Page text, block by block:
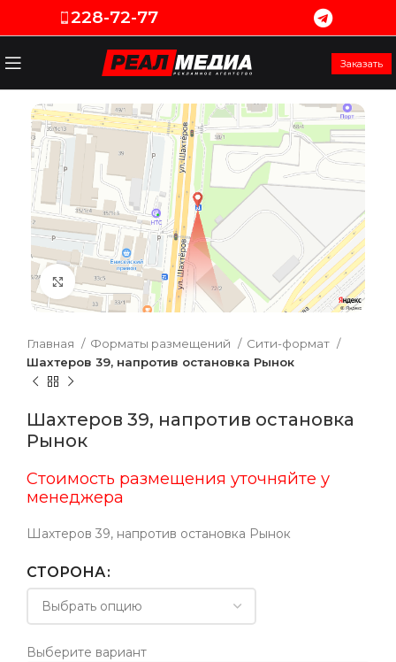
228-72-77
Заказать
Увеличить
Главная Форматы размещений
Сити-формат
Шахтеров 39, напротив остановка Рынок
Шахтеров 39, напротив остановка
Рынок
Стоимость размещения уточняйте у
менеджера
Шахтеров 39, напротив остановка Рынок
СТОРОНА
Выберите вариант